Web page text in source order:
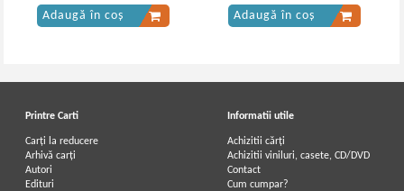
Adaugă în coș Adaugă în coș
Printre Carti
Carți la reducere
Arhivă carți
Autori
Edituri
Informatii utile
Achizitii cărți
Achizitii viniluri, casete, CD/DVD
Contact
Cum cumpar?